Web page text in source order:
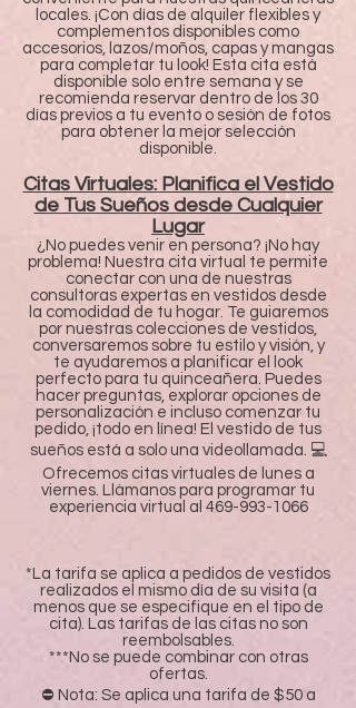
locales. ¡Con días de alquiler flexibles y
complementos disponibles como
accesorios, lazos/moños, capas y mangas
para completar tu look! Esta cita está
disponible solo entre semana y se
recomienda reservar dentro de los 30
días previos a tu evento o sesión de fotos
para obtener la mejor selección
disponible.
Citas Virtuales: Planifica el Vestido
de Tus Sueños desde Cualquier
Lugar
¿No puedes venir en persona? ¡No hay
problema! Nuestra cita virtual te permite
conectar con una de nuestras
consultoras expertas en vestidos desde
la comodidad de tu hogar. Te guiaremos
por nuestras colecciones de vestidos,
conversaremos sobre tu estilo y visión, y
te ayudaremos a planificar el look
perfecto para tu quinceañera. Puedes
hacer preguntas, explorar opciones de
personalización e incluso comenzar tu
pedido, ¡todo en línea! El vestido de tus
sueños está a solo una videollamada. 💻
Ofrecemos citas virtuales de lunes a
viernes. Llámanos para programar tu
experiencia virtual al 469-993-1066
*La tarifa se aplica a pedidos de vestidos
realizados el mismo día de su visita (a
menos que se especifique en el tipo de
cita). Las tarifas de las citas no son
reembolsables.
***No se puede combinar con otras
ofertas.
⛔ Nota: Se aplica una tarifa de $50 a